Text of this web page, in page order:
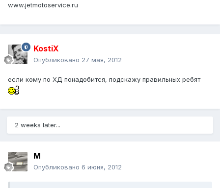
www.jetmotoservice.ru
KostiX
Опубликовано 27 мая, 2012
если кому по ХД понадобится, подскажу правильных ребят
2 weeks later...
М
Опубликовано 6 июня, 2012